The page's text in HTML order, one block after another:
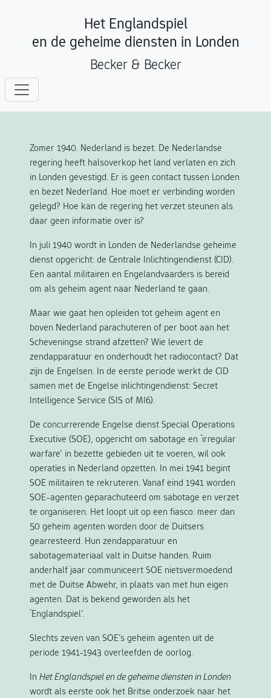
Het Englandspiel
en de geheime diensten in Londen
Becker & Becker
Zomer 1940. Nederland is bezet. De Nederlandse
regering heeft halsoverkop het land verlaten en zich
in Londen gevestigd. Er is geen contact tussen Londen
en bezet Nederland. Hoe moet er verbinding worden
gelegd? Hoe kan de regering het verzet steunen als
daar geen informatie over is?
In juli 1940 wordt in Londen de Nederlandse geheime
dienst opgericht: de Centrale Inlichtingendienst (CID).
Een aantal militairen en Engelandvaarders is bereid
om als geheim agent naar Nederland te gaan.
Maar wie gaat hen opleiden tot geheim agent en
boven Nederland parachuteren of per boot aan het
Scheveningse strand afzetten? Wie levert de
zendapparatuur en onderhoudt het radiocontact? Dat
zijn de Engelsen. In de eerste periode werkt de CID
samen met de Engelse inlichtingendienst: Secret
Intelligence Service (SIS of MI6).
De concurrerende Engelse dienst Special Operations
Executive (SOE), opgericht om sabotage en ‘irregular
warfare’ in bezette gebieden uit te voeren, wil ook
operaties in Nederland opzetten. In mei 1941 begint
SOE militairen te rekruteren. Vanaf eind 1941 worden
SOE-agenten geparachuteerd om sabotage en verzet
te organiseren. Het loopt uit op een fiasco: meer dan
50 geheim agenten worden door de Duitsers
gearresteerd. Hun zendapparatuur en
sabotagemateriaal valt in Duitse handen. Ruim
anderhalf jaar communiceert SOE nietsvermoedend
met de Duitse Abwehr, in plaats van met hun eigen
agenten. Dat is bekend geworden als het
‘Englandspiel’.
Slechts zeven van SOE’s geheim agenten uit de
periode 1941-1943 overleefden de oorlog.
InHet Englandspiel en de geheime diensten in Londen
wordt als eerste ook het Britse onderzoek naar het